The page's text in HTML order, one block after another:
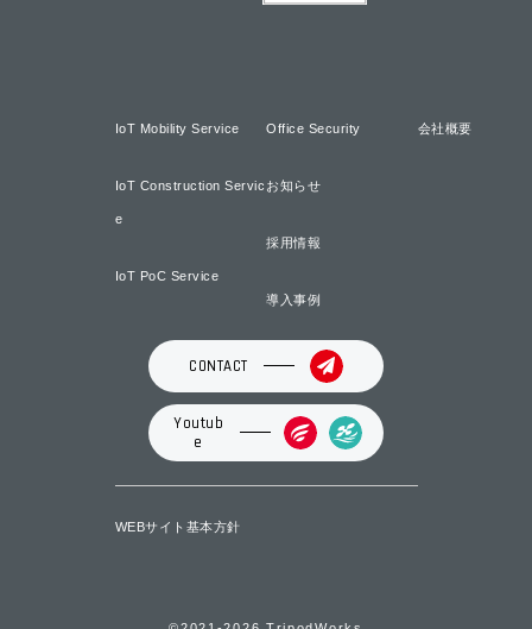
IoT Mobility Service
IoT Construction Servic
e
IoT PoC Service
Office Security
お知らせ
採用情報
導入事例
会社概要
CONTACT
Youtub
e
WEBサイト基本方針